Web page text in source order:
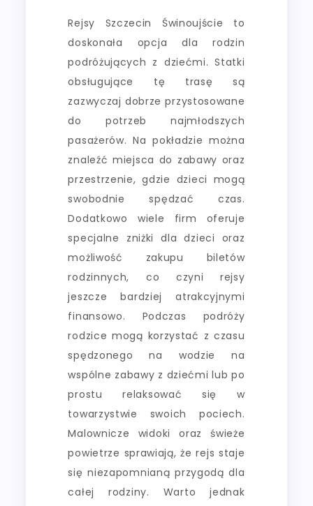
Rejsy Szczecin Świnoujście to
doskonała opcja dla rodzin
podróżujących z dziećmi. Statki
obsługujące tę trasę są
zazwyczaj dobrze przystosowane
do potrzeb najmłodszych
pasażerów. Na pokładzie można
znaleźć miejsca do zabawy oraz
przestrzenie, gdzie dzieci mogą
swobodnie spędzać czas.
Dodatkowo wiele firm oferuje
specjalne zniżki dla dzieci oraz
możliwość zakupu biletów
rodzinnych, co czyni rejsy
jeszcze bardziej atrakcyjnymi
finansowo. Podczas podróży
rodzice mogą korzystać z czasu
spędzonego na wodzie na
wspólne zabawy z dziećmi lub po
prostu relaksować się w
towarzystwie swoich pociech.
Malownicze widoki oraz świeże
powietrze sprawiają, że rejs staje
się niezapomnianą przygodą dla
całej rodziny. Warto jednak